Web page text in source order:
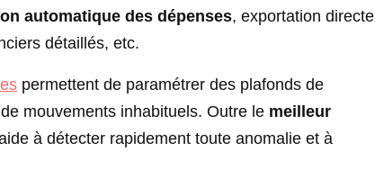
automatique des dépenses, exportation directe
détaillés, etc.
permettent de paramétrer des plafonds de
mouvements inhabituels. Outre le meilleur
à détecter rapidement toute anomalie et à